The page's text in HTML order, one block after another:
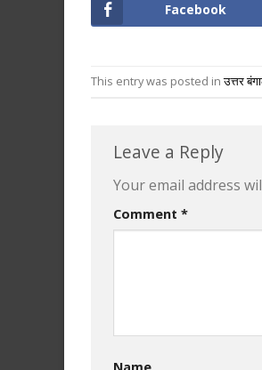
Facebook
This entry was posted inउत्तर
Leave a Reply
Your email address
Comment *